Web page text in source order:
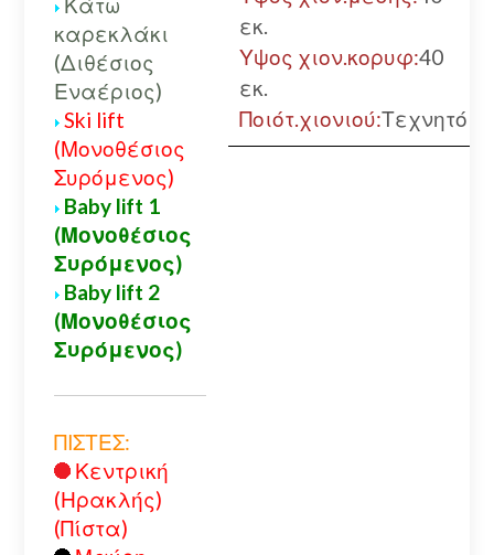
καρεκλάκι
(Διθέσιος
Εναέριος)
Ski lift
(Μονοθέσιος
Συρόμενος)
Baby lift 1
(Μονοθέσιος
Συρόμενος)
Baby lift 2
(Μονοθέσιος
Συρόμενος)
ΠΙΣΤΕΣ:
Κεντρική
(Ηρακλής)
(Πίστα)
εκ.
Υψος χιον.κορυφ:40
εκ.
Ποιότ.χιονιού:Τεχνητό